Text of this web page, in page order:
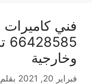
فني كاميرات
وخارجية
فبراير 20, 2021 بقلم